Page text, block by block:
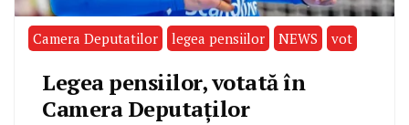
Camera Deputatilor legea pensiilor NEWS vot
Legea pensiilor, votată în
Camera Deputaților